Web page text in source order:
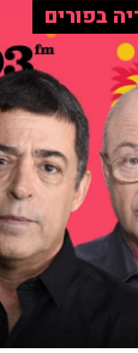
בפורים